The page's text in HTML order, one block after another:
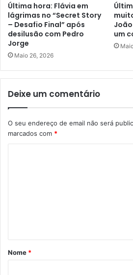
Última hora: Flávia em
lágrimas no “Secret Story
– Desafio Final” após
desilusão com Pedro
Jorge
Maio 26, 2026
um
Deixe um comentário
O seu endereço de email não será
marcados com *
á
r
Nome *